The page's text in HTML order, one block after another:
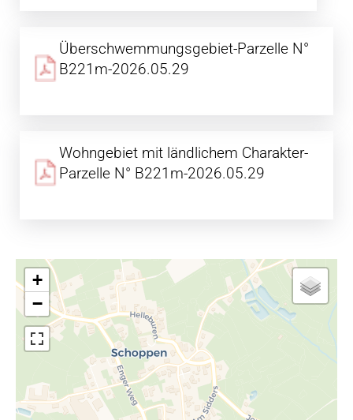
Überschwemmungsgebiet-Parzelle N°
B221m-2026.05.29
Wohngebiet mit ländlichem Charakter-
Parzelle N° B221m-2026.05.29
+
−